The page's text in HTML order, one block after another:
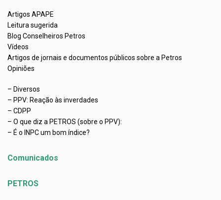
Artigos APAPE
Leitura sugerida
Blog Conselheiros Petros
Vídeos
Artigos de jornais e documentos públicos sobre a Petros
Opiniões
– Diversos
– PPV: Reação às inverdades
– CDPP
– O que diz a PETROS (sobre o PPV):
– É o INPC um bom índice?
Comunicados
PETROS